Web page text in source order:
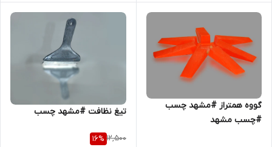
گووه همتراز #مشهد چسب
#چسب مشهد
تیغ نظافت #مشهد چسب
12,500
16%